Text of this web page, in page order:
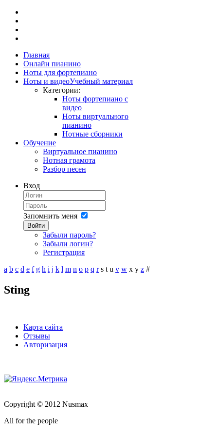
Главная
Онлайн пианино
Ноты для фортепиано
Ноты и видеоУчебный материал
Категории:
Ноты фортепиано с
видео
Ноты виртуального
пианино
Нотные сборники
Обучение
Виртуальное пианино
Нотная грамота
Разбор песен
Вход
Запомнить меня
Войти
Забыли пароль?
Забыли логин?
Регистрация
a b c d e f g h i j k l m n o p q r s t u v w x y z #
Sting
Карта сайта
Отзывы
Авторизация
Copyright © 2012 Nusmax
All for the people